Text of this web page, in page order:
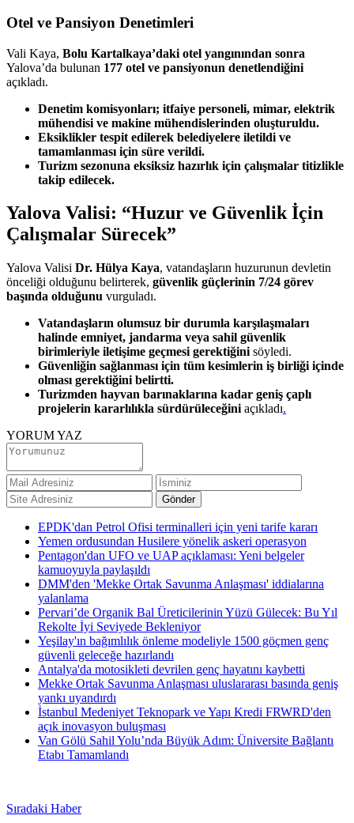
Otel ve Pansiyon Denetimleri
Vali Kaya, Bolu Kartalkaya’daki otel yangınından sonra
Yalova’da bulunan 177 otel ve pansiyonun denetlendiğini
açıkladı.
Denetim komisyonları; itfaiye personeli, mimar, elektrik
mühendisi ve makine mühendislerinden oluşturuldu.
Eksiklikler tespit edilerek belediyelere iletildi ve
tamamlanması için süre verildi.
Turizm sezonuna eksiksiz hazırlık için çalışmalar titizlikle
takip edilecek.
Yalova Valisi: “Huzur ve Güvenlik İçin
Çalışmalar Sürecek”
Yalova Valisi Dr. Hülya Kaya, vatandaşların huzurunun devletin
önceliği olduğunu belirterek, güvenlik güçlerinin 7/24 görev
başında olduğunu vurguladı.
Vatandaşların olumsuz bir durumla karşılaşmaları
halinde emniyet, jandarma veya sahil güvenlik
birimleriyle iletişime geçmesi gerektiğini söyledi.
Güvenliğin sağlanması için tüm kesimlerin iş birliği içinde
olması gerektiğini belirtti.
Turizmden hayvan barınaklarına kadar geniş çaplı
projelerin kararlılıkla sürdürüleceğini açıkladı.
YORUM YAZ
EPDK'dan Petrol Ofisi terminalleri için yeni tarife kararı
Yemen ordusundan Husilere yönelik askeri operasyon
Pentagon'dan UFO ve UAP açıklaması: Yeni belgeler
kamuoyuyla paylaşıldı
DMM'den 'Mekke Ortak Savunma Anlaşması' iddialarına
yalanlama
Pervari’de Organik Bal Üreticilerinin Yüzü Gülecek: Bu Yıl
Rekolte İyi Seviyede Bekleniyor
Yeşilay'ın bağımlılık önleme modeliyle 1500 göçmen genç
güvenli geleceğe hazırlandı
Antalya'da motosikleti devrilen genç hayatını kaybetti
Mekke Ortak Savunma Anlaşması uluslararası basında geniş
yankı uyandırdı
İstanbul Medeniyet Teknopark ve Yapı Kredi FRWRD'den
açık inovasyon buluşması
Van Gölü Sahil Yolu’nda Büyük Adım: Üniversite Bağlantı
Etabı Tamamlandı
Sıradaki Haber